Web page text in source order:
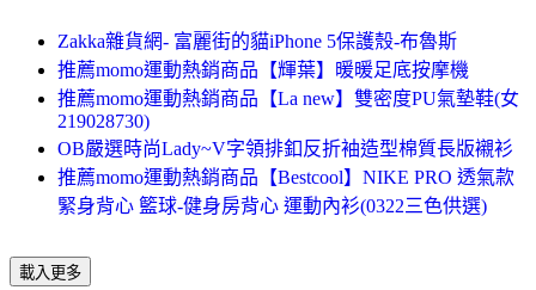
Zakka雜貨網- 富麗街的貓iPhone 5保護殼-布魯斯
推薦momo運動熱銷商品【輝葉】暖暖足底按摩機
推薦momo運動熱銷商品【La new】雙密度PU氣墊鞋(女
219028730)
OB嚴選時尚Lady~V字領排釦反折袖造型棉質長版襯衫
推薦momo運動熱銷商品【Bestcool】NIKE PRO 透氣款
緊身背心 籃球-健身房背心 運動內衫(0322三色供選)
載入更多